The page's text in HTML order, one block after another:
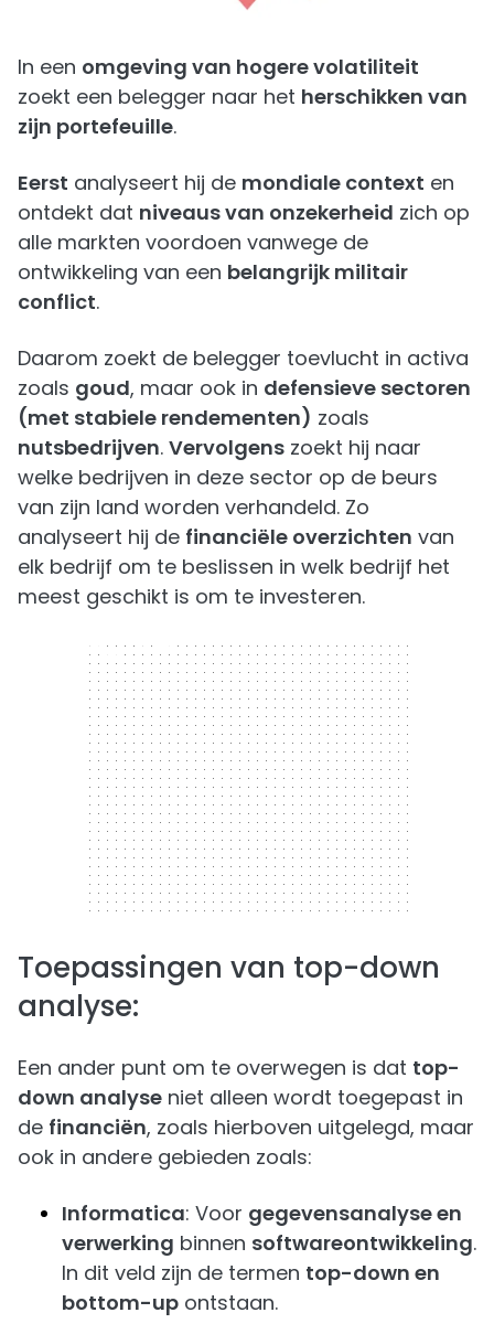
In een omgeving van hogere volatiliteit
zoekt een belegger naar het herschikken van
zijn portefeuille.
Eerst analyseert hij de mondiale context en
ontdekt dat niveaus van onzekerheid zich op
alle markten voordoen vanwege de
ontwikkeling van een belangrijk militair
conflict.
Daarom zoekt de belegger toevlucht in activa
zoals goud, maar ook in defensieve sectoren
(met stabiele rendementen) zoals
nutsbedrijven. Vervolgens zoekt hij naar
welke bedrijven in deze sector op de beurs
van zijn land worden verhandeld. Zo
analyseert hij de financiële overzichten van
elk bedrijf om te beslissen in welk bedrijf het
meest geschikt is om te investeren.
300 x 250
Toepassingen van top-down
analyse:
Een ander punt om te overwegen is dat top-
down analyse niet alleen wordt toegepast in
de financiën, zoals hierboven uitgelegd, maar
ook in andere gebieden zoals:
Informatica: Voor gegevensanalyse en
verwerking binnen softwareontwikkeling.
In dit veld zijn de termen top-down en
bottom-up ontstaan.